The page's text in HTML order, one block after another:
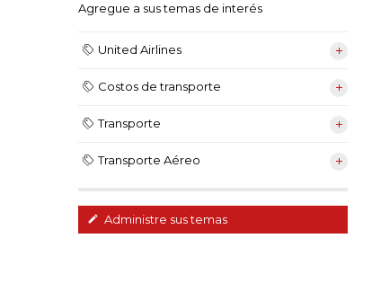
Agregue a sus temas de interés
United Airlines
Costos de transporte
Transporte
Transporte Aéreo
Administre sus temas